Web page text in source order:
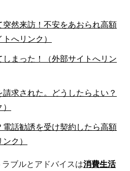
突然来訪！不安をあおられ高額
へリンク）
まった！（外部サイトへリン
求された。どうしたらよい？
話勧誘を受け契約したら高額
ク）
ブルとアドバイスは消費生活